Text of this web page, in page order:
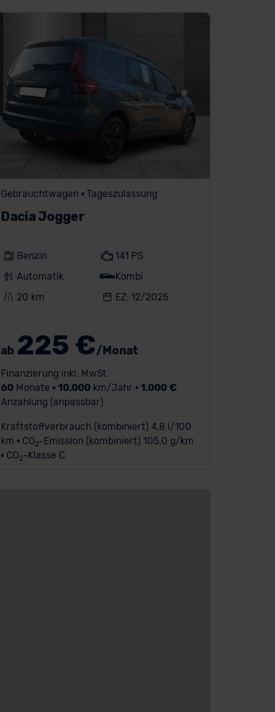
Gebrauchtwagen • Tageszulassung
Dacia Jogger
Benzin
141 PS
Automatik
Kombi
20 km
EZ: 12/2025
ab 225 €/Monat
Finanzierung inkl. MwSt.
60 Monate •10.000 km/Jahr •1.000 €
Anzahlung (anpassbar)
Kraftstoffverbrauch (kombiniert) 4,8 l/100
km • CO 2-Emission (kombiniert) 105,0 g/km
• CO 2-Klasse C